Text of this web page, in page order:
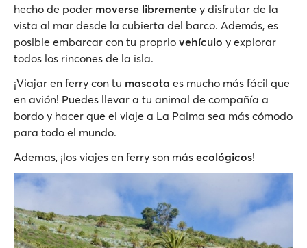
hecho de poder moverse libremente y disfrutar de la
vista al mar desde la cubierta del barco. Además, es
posible embarcar con tu proprio vehículo y explorar
todos los rincones de la isla.
¡Viajar en ferry con tu mascota es mucho más fácil que
en avión! Puedes llevar a tu animal de compañía a
bordo y hacer que el viaje a La Palma sea más cómodo
para todo el mundo.
Ademas, ¡los viajes en ferry son más ecológicos!